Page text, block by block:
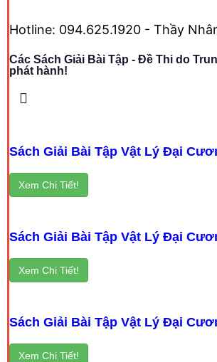
Hotline: 094.625.1920 - Thầy
Các Sách Giải Bài Tập - Đề Thi do
phát hành!
Sách Giải Bài Tập Vật Lý Đại
Xem Chi Tiết!
Sách Giải Bài Tập Vật Lý Đại
Xem Chi Tiết!
Sách Giải Bài Tập Vật Lý Đại
Xem Chi Tiết!